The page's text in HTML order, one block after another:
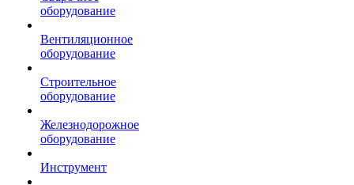
оборудование
Вентиляционное
оборудование
Строительное
оборудование
Железнодорожное
оборудование
Инструмент